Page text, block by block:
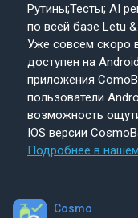
Рутины;Тесты; AI
по всей базе Letu
Уже совсем скоро
доступен на
приложения
пользователи
возможность
IOS версии
Подробнее в
Cosmo